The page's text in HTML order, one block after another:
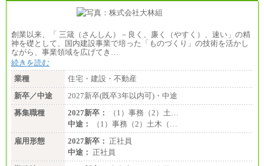
■(株)JTBビジネストランスフォーム
総合職 月給205,000～225,000円＋地域間調整給
※詳細はJTBキャリアサイトよりご確認ください。
■(株)JTBデータサービス ※2027年新卒募集終了
※詳細はJTBキャリアサイトよりご確認ください。
■I&Jデジタルイノベーション(株)
総合職 月給224,500～242,600円＋地域手当
※詳細はJTBキャリアサイトよりご確認ください。
＜有期社員コース＞
■(株)JTBビジネストランスフォーム
有期契約職 月給185,000～195,000円
※詳細はJTBキャリアサイトよりご確認ください。
創業以来、「 三箴（さんしん）－良く、廉く（やすく）、速い」の精
神を礎として、国内建設事業で培った「ものづくり」の技術を活かし
ながら、事業領域を広げてき…
続きを読む
業種
住宅・建設・不動産
新卒／中途
2027新卒(既卒3年以内可)・中途
募集職種
2027新卒：
（1）事務（2）土…
中途：
（1）事務（2）土木（…
雇用形態
2027新卒： 正社員
中途： 正社員